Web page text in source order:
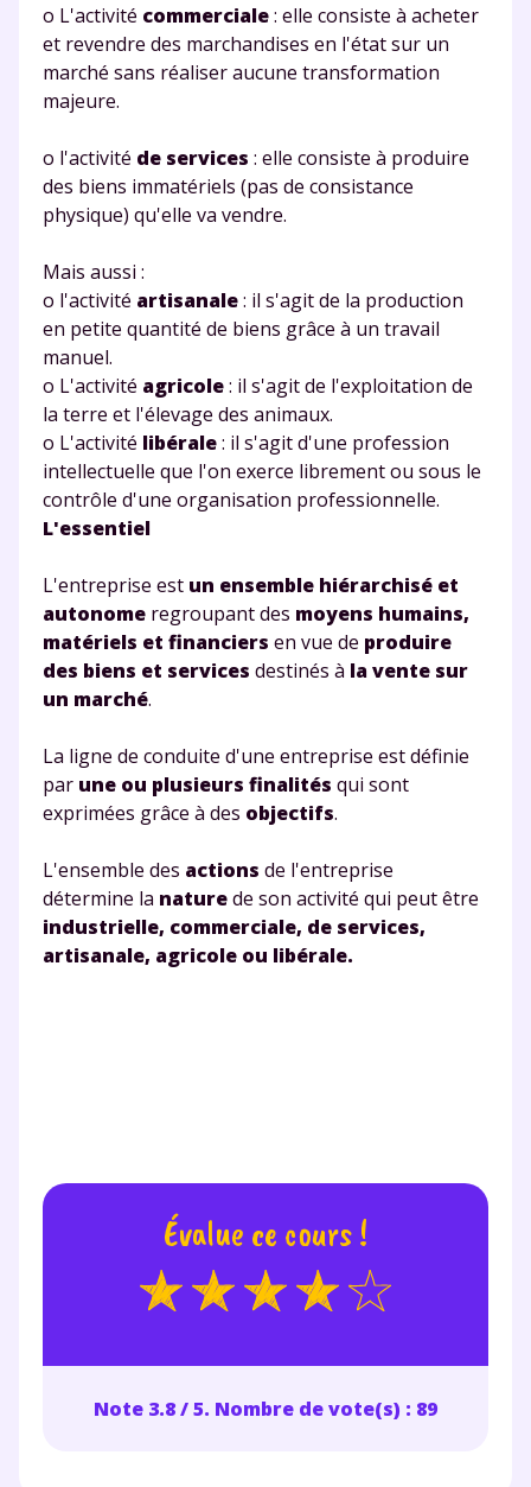
o L'activité commerciale: elle consiste à acheter
et revendre des marchandises en l'état sur un
marché sans réaliser aucune transformation
majeure.
o l'activité de services : elle consiste à produire
des biens immatériels (pas de consistance
physique) qu'elle va vendre.
Mais aussi :
o l'activité artisanale: il s'agit de la production
en petite quantité de biens grâce à un travail
manuel.
o L'activité agricole: il s'agit de l'exploitation de
la terre et l'élevage des animaux.
o L'activité libérale: il s'agit d'une profession
intellectuelle que l'on exerce librement ou sous le
contrôle d'une organisation professionnelle.
L'essentiel
L'entreprise est un ensemble hiérarchisé et
autonome regroupant des moyens humains,
matériels et financiers en vue de produire
des biens et services destinés à la vente sur
un marché.
La ligne de conduite d'une entreprise est définie
par une ou plusieurs finalités qui sont
exprimées grâce à des objectifs.
L'ensemble des actions de l'entreprise
détermine la naturede son activité qui peut être
industrielle, commerciale, de services,
artisanale, agricole ou libérale.
Évalue ce cours !
Note 3.8 / 5. Nombre de vote(s) : 89
Envie de progresser
et de réussir votre
année scolaire ?
Testez gratuitement
pendant 24h notre
plateforme de soutien
scolaire !
Fiches de cours et vidéos
Unespace dédié aux parentspour
suivre les progrès
Tout le programme scolaire du CP à
la Terminale
* Votre code d'accès sera envoyé à cette adresse e-mail. En
renseignant votre e-mail, vous consentez à ce que vos
données à caractère personnel soient traitées par SEJER, sous
la marque myMaxicours, afin que SEJER puisse vous donner
accès au service de soutien scolaire pendant 24h. Pour en
J’accepte de recevoir les actualités et des